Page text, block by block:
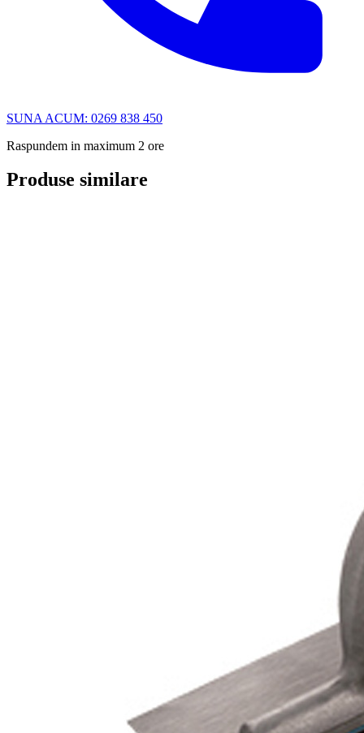
SUNA ACUM: 0269 838 450
Raspundem in maximum 2 ore
Produse similare